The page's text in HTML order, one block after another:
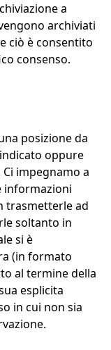
a
archiviati
ciò è consentito
consenso.
posizione da
oppure
impegnamo a
informazioni
trasmetterle ad
soltanto in
si è
(in formato
al termine della
esplicita
in cui non sia